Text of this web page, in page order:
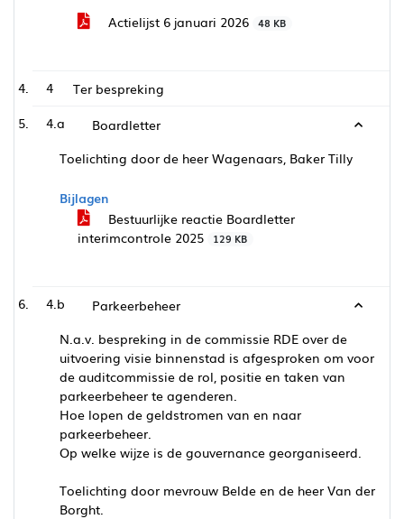
Actielijst 6 januari 2026 48 KB
4
Ter bespreking
4.a
Boardletter
Toelichting door de heer Wagenaars, Baker Tilly
Bijlagen
Bestuurlijke reactie Boardletter
interimcontrole 2025
129 KB
4.b
Parkeerbeheer
N.a.v. bespreking in de commissie RDE over de
uitvoering visie binnenstad is afgesproken om voor
de auditcommissie de rol, positie en taken van
parkeerbeheer te agenderen.
Hoe lopen de geldstromen van en naar
parkeerbeheer.
Op welke wijze is de gouvernance georganiseerd.
Toelichting door mevrouw Belde en de heer Van der
Borght.